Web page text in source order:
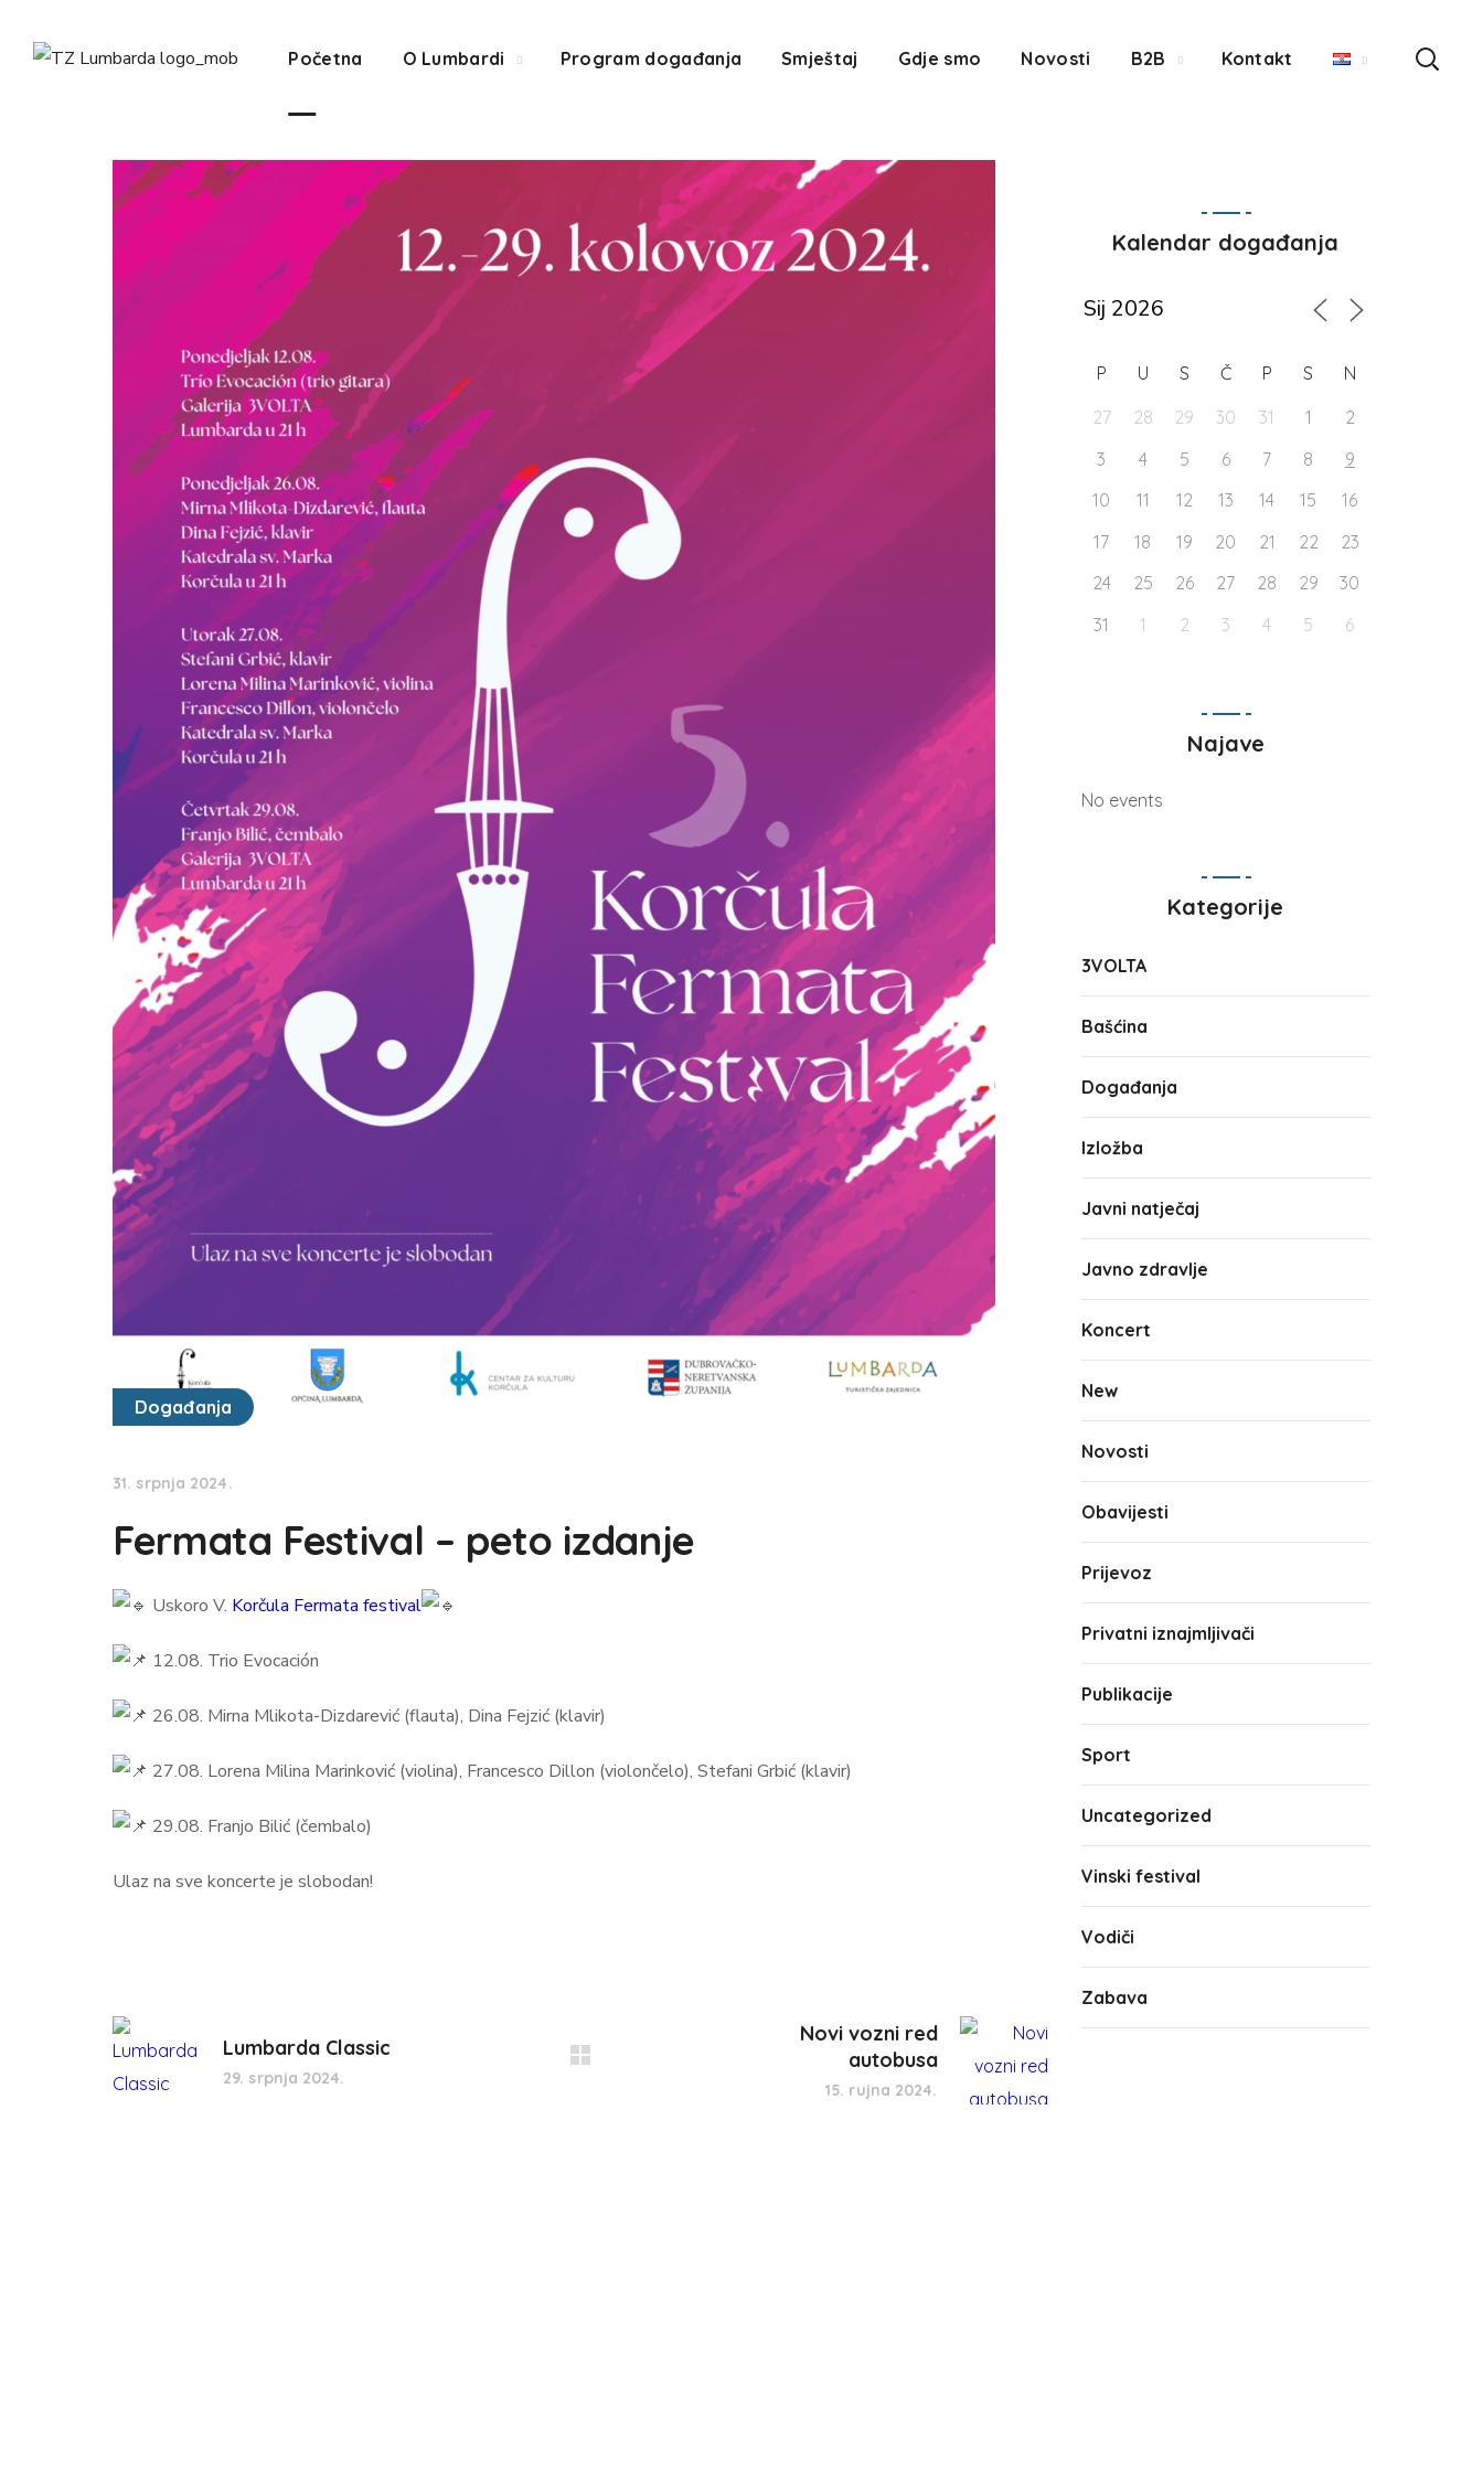
Početna O Lumbardi Program događanja Smještaj Gdje smo Novosti B2B Kontakt
Događanja
31. srpnja 2024.
Fermata Festival – peto izdanje
Uskoro V. Korčula Fermata festival
12.08. Trio Evocación
26.08. Mirna Mlikota-Dizdarević (flauta), Dina Fejzić (klavir)
27.08. Lorena Milina Marinković (violina), Francesco Dillon (violončelo), Stefani Grbić (klavir)
29.08. Franjo Bilić (čembalo)
Ulaz na sve koncerte je slobodan!
Lumbarda Classic
29. srpnja 2024.
Novi vozni red
autobusa
15. rujna 2024.
Kalendar događanja
P U S Č P S N
27 28 29 30 31 1
2
3
4 5 6 7 8
9
10
11 12 13 14 15
16
17
18 19 20 21 22
23
24
25 26 27 28 29
30
31
1 2 3 4 5 6
Najave
No events
Kategorije
3VOLTA
Bašćina
Događanja
Izložba
Javni natječaj
Javno zdravlje
Koncert
New
Novosti
Obavijesti
Prijevoz
Privatni iznajmljivači
Publikacije
Sport
Uncategorized
Vinski festival
Vodiči
Zabava